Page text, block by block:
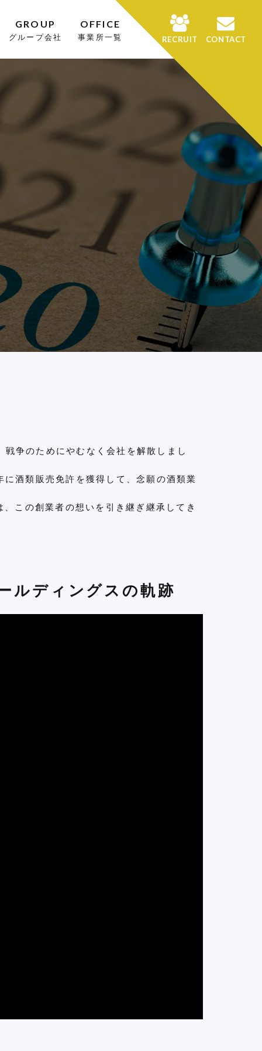
GROUP
グループ会社
OFFICE
事業所一覧 RECRUIT CONTACT
争のためにやむなく会社を解散しまし
酒類販売免許を獲得して、念願の酒類業
この創業者の想いを引き継ぎ継承してき
ルディングスの軌跡